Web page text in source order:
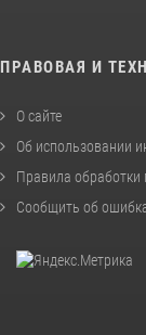
ПРАВОВАЯ И
О сайте
Об использовании
Правила
Сообщить об